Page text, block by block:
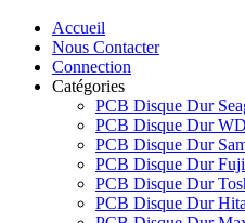
Accueil
Nous Contacter
Connection
Catégories
PCB Disque Dur
PCB Disque Dur WD
PCB Disque Dur
PCB Disque Dur
PCB Disque Dur
PCB Disque Dur